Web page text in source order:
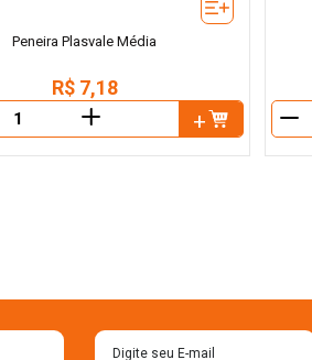
Peneira Plasvale Média
R$ 7,18
＋